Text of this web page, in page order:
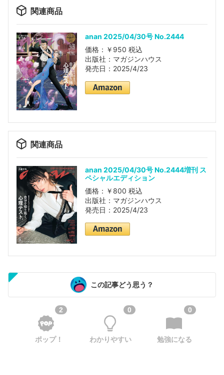
関連商品
anan 2025/04/30号 No.2444
価格：￥950 税込
出版社：マガジンハウス
発売日：2025/4/23
関連商品
anan 2025/04/30号 No.2444増刊 ス
ペシャルエディション
価格：￥800 税込
出版社：マガジンハウス
発売日：2025/4/23
この記事どう思う？
2
ポップ！
0
わかりやすい
0
勉強になる